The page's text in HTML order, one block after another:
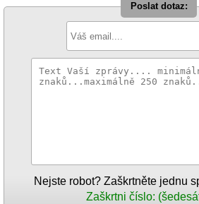
Poslat dotaz:
Nejste robot? Zaškrtněte jednu
Zaškrtni číslo: